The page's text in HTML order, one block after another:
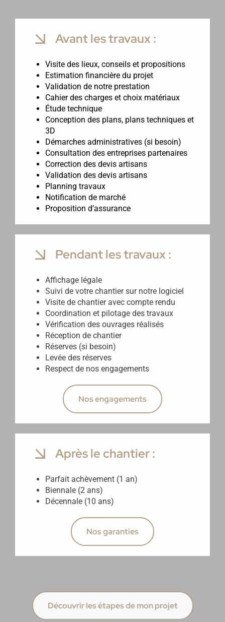
Avant les travaux :
Visite des lieux, conseils et propositions
Estimation financière du projet
Validation de notre prestation
Cahier des charges et choix matériaux
Étude technique
Conception des plans, plans techniques et
3D
Démarches administratives (si besoin)
Consultation des entreprises partenaires
Correction des devis artisans
Validation des devis artisans
Planning travaux
Notification de marché
Proposition d’assurance
Pendant les travaux :
Affichage légale
Suivi de votre chantier sur notre logiciel
Visite de chantier avec compte rendu
Coordination et pilotage des travaux
Vérification des ouvrages réalisés
Réception de chantier
Réserves (si besoin)
Levée des réserves
Respect de nos engagements
Nos engagements
Après le chantier :
Parfait achèvement (1 an)
Biennale (2 ans)
Décennale (10 ans)
Nos garanties
Découvrir les étapes de mon projet